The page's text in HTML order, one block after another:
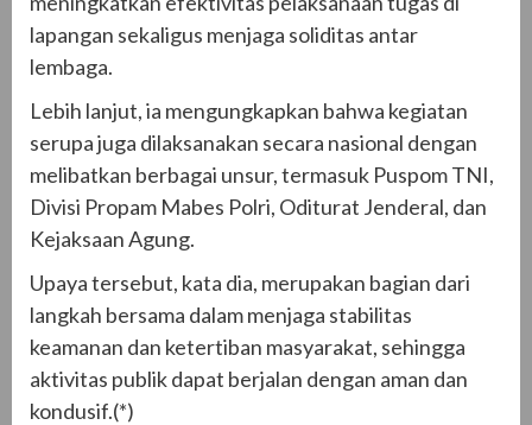
lapangan sekaligus menjaga soliditas antar
lembaga.
Lebih lanjut, ia mengungkapkan bahwa kegiatan
serupa juga dilaksanakan secara nasional dengan
melibatkan berbagai unsur, termasuk Puspom TNI,
Divisi Propam Mabes Polri, Oditurat Jenderal, dan
Kejaksaan Agung.
Upaya tersebut, kata dia, merupakan bagian dari
langkah bersama dalam menjaga stabilitas
keamanan dan ketertiban masyarakat, sehingga
aktivitas publik dapat berjalan dengan aman dan
kondusif.(*)